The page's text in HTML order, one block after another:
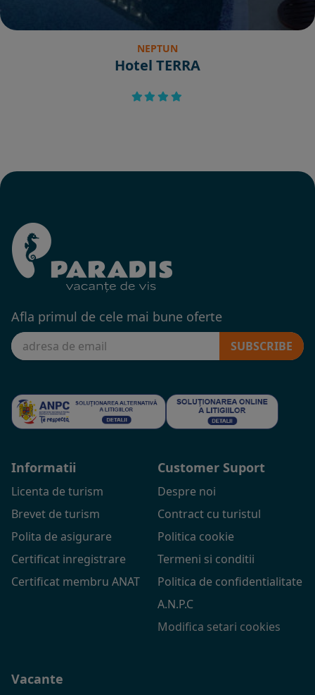
NEPTUN
Hotel TERRA
Afla primul de cele mai bune oferte
SUBSCRIBE
Informatii
Licenta de turism
Brevet de turism
Polita de asigurare
Certificat inregistrare
Certificat membru ANAT
Customer Suport
Despre noi
Contract cu turistul
Politica cookie
Termeni si conditii
Politica de confidentialitate
A.N.P.C
Modifica setari cookies
Vacante